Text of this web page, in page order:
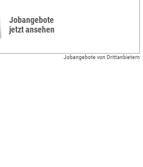
Jobangebote
jetzt ansehen
Jobangebote von Drittanbietern